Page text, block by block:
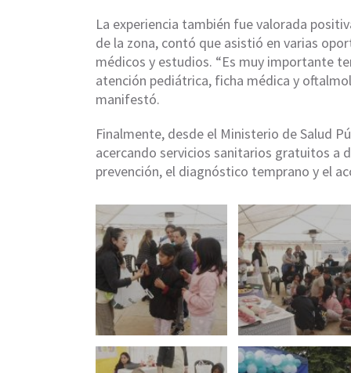
La experiencia también fue valorada
de la zona, contó que asistió en varias
médicos y estudios. “Es muy importante
atención pediátrica, ficha médica y
manifestó.
Finalmente, desde el Ministerio de Salud
acercando servicios sanitarios gratuitos a
prevención, el diagnóstico temprano y el